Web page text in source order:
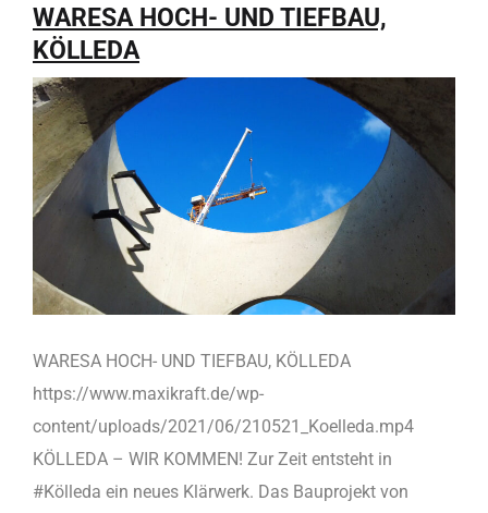
WARESA HOCH- UND TIEFBAU,
KÖLLEDA
WARESA HOCH- UND TIEFBAU, KÖLLEDA
https://www.maxikraft.de/wp-
content/uploads/2021/06/210521_Koelleda.mp4
KÖLLEDA – WIR KOMMEN! Zur Zeit entsteht in
#Kölleda ein neues Klärwerk. Das Bauprojekt von